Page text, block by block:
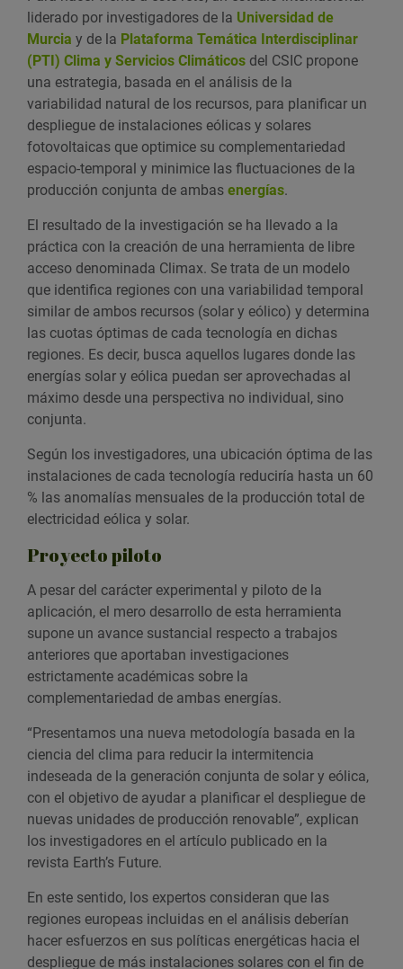
liderado por investigadores de la Universidad de
Murcia y de la Plataforma Temática Interdisciplinar
(PTI) Clima y Servicios Climáticos del CSIC propone
una estrategia, basada en el análisis de la
variabilidad natural de los recursos, para planificar un
despliegue de instalaciones eólicas y solares
fotovoltaicas que optimice su complementariedad
espacio-temporal y minimice las fluctuaciones de la
producción conjunta de ambas energías.
El resultado de la investigación se ha llevado a la
práctica con la creación de una herramienta de libre
acceso denominada Climax. Se trata de un modelo
que identifica regiones con una variabilidad temporal
similar de ambos recursos (solar y eólico) y determina
las cuotas óptimas de cada tecnología en dichas
regiones. Es decir, busca aquellos lugares donde las
energías solar y eólica puedan ser aprovechadas al
máximo desde una perspectiva no individual, sino
conjunta.
Según los investigadores, una ubicación óptima de las
instalaciones de cada tecnología reduciría hasta un 60
% las anomalías mensuales de la producción total de
electricidad eólica y solar.
Proyecto piloto
A pesar del carácter experimental y piloto de la
aplicación, el mero desarrollo de esta herramienta
supone un avance sustancial respecto a trabajos
anteriores que aportaban investigaciones
estrictamente académicas sobre la
complementariedad de ambas energías.
“Presentamos una nueva metodología basada en la
ciencia del clima para reducir la intermitencia
indeseada de la generación conjunta de solar y eólica,
con el objetivo de ayudar a planificar el despliegue de
nuevas unidades de producción renovable”, explican
los investigadores en el artículo publicado en la
revista Earth’s Future.
En este sentido, los expertos consideran que las
regiones europeas incluidas en el análisis deberían
hacer esfuerzos en sus políticas energéticas hacia el
despliegue de más instalaciones solares con el fin de